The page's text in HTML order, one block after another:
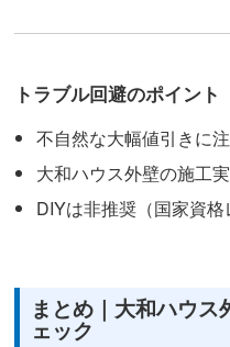
トラブル回避のポイント
不自然な大幅値引きに
大和ハウス外壁の施工
DIYは非推奨（国家資格
まとめ｜大和ハウ
ェック